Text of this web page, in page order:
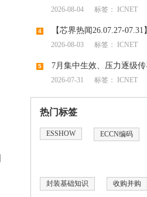
2026-08-04 标签： ICNET
4
【芯界热闻26.07.27-
领涨，地震牵动成熟制程半导
2026-08-03 标签： ICNET
5
7月集中生效、压力逐级
潮带向何处？
2026-07-31 标签： ICNET
热门标签
ESSHOW ECCN编码
封装基础知识 收购并购